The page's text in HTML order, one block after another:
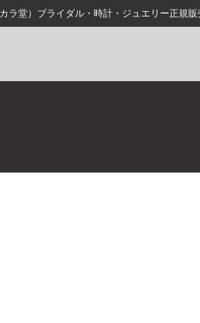
ラ堂）ブライダル・時計・ジュエリー正規販